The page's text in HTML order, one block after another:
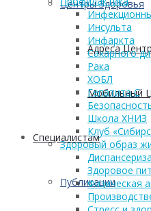
Центры Здоровья
Адреса
Мобильный
Cпециалистам
Публикации
Инсульта
Инфаркта
Сахарного
Рака
ХОБЛ
Гепатита С
Школа ХНИЗ
Клуб
Здоровый образ
Здоровое
Физическая